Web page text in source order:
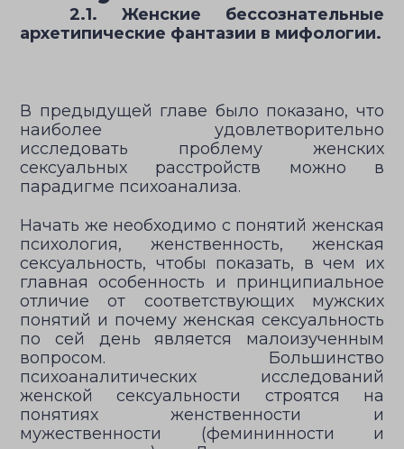
2.1. Женские бессознательные
архетипические фантазии в мифологии.
В предыдущей главе было показано, что
наиболее удовлетворительно
исследовать проблему женских
сексуальных расстройств можно в
парадигме психоанализа.
Начать же необходимо с понятий женская
психология, женственность, женская
сексуальность, чтобы показать, в чем их
главная особенность и принципиальное
отличие от соответствующих мужских
понятий и почему женская сексуальность
по сей день является малоизученным
вопросом. Большинство
психоаналитических исследований
женской сексуальности строятся на
понятиях женственности и
мужественности (фемининности и